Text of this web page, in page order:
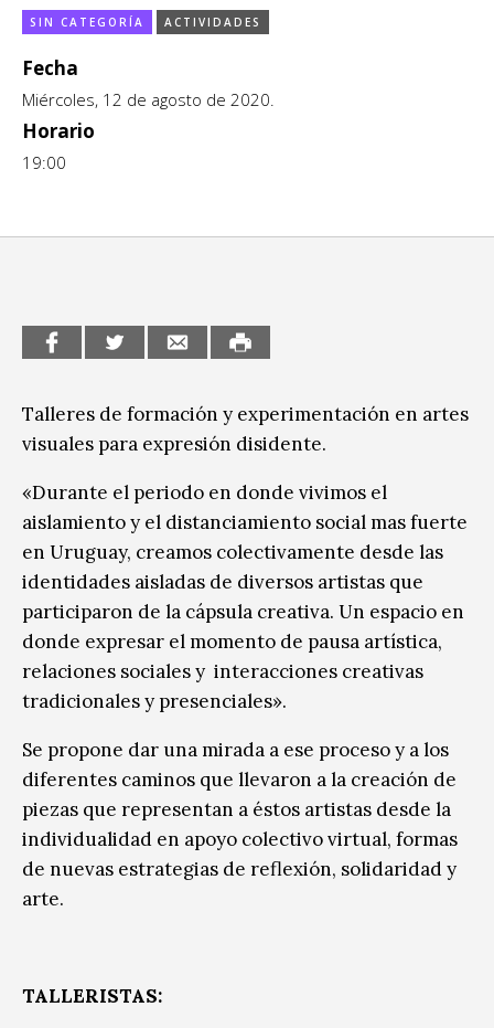
CCE en el interior/libros
Espacio itinerante de lectura infantil
Exposiciones
Formación
Género y Diversidad
Infantil y Juvenil
SIN CATEGORÍA ACTIVIDADES
Fecha
Miércoles, 12 de agosto de 2020.
Horario
19:00
Talleres de formación y experimentación en artes
visuales para expresión disidente.
«Durante el periodo en donde vivimos el
aislamiento y el distanciamiento social mas fuerte
en Uruguay, creamos colectivamente desde las
identidades aisladas de diversos artistas que
participaron de la cápsula creativa. Un espacio en
donde expresar el momento de pausa artística,
relaciones sociales y interacciones creativas
tradicionales y presenciales».
Se propone dar una mirada a ese proceso y a los
diferentes caminos que llevaron a la creación de
piezas que representan a éstos artistas desde la
individualidad en apoyo colectivo virtual, formas
de nuevas estrategias de reflexión, solidaridad y
arte.
TALLERISTAS: